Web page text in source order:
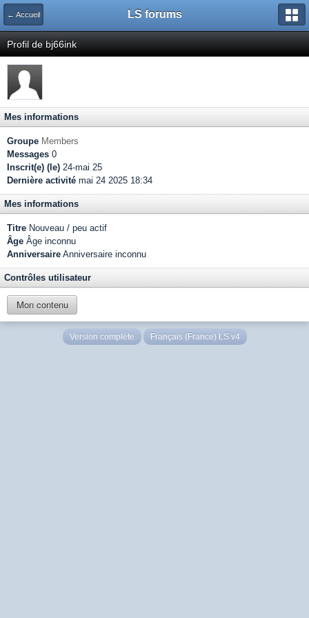
← Accueil LS forums
Profil de bj66ink
Mes informations
Groupe Members
Messages 0
Inscrit(e) (le) 24-mai 25
Dernière activité mai 24 2025 18:34
Mes informations
Titre Nouveau / peu actif
Âge Âge inconnu
Anniversaire Anniversaire inconnu
Contrôles utilisateur
Mon contenu
Version complète Français (France) LS v4